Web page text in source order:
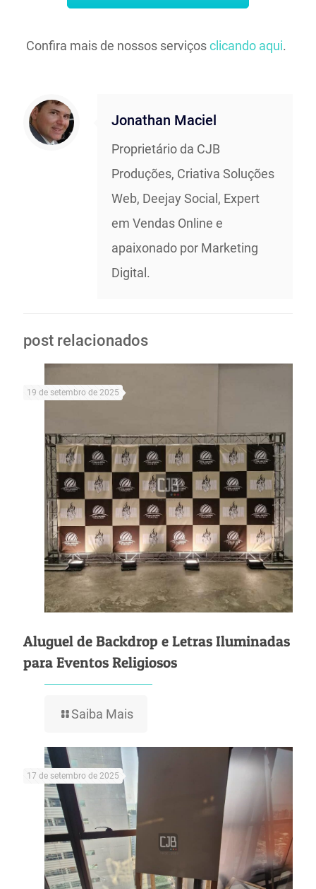
Confira mais de nossos serviçosclicando aqui.
Jonathan Maciel
Proprietário da CJB
Produções, Criativa Soluções
Web, Deejay Social, Expert
em Vendas Online e
apaixonado por Marketing
Digital.
post relacionados
19 de setembro de 2025
Aluguel de Backdrop e Letras Iluminadas
para Eventos Religiosos
Saiba Mais
17 de setembro de 2025